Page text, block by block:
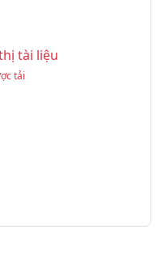
tài liệu
tải